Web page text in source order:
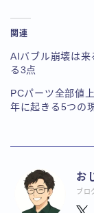
関連
AIバブル崩壊は来
る3点
PCパーツ全部値
年に起きる5つの
お
ブロ